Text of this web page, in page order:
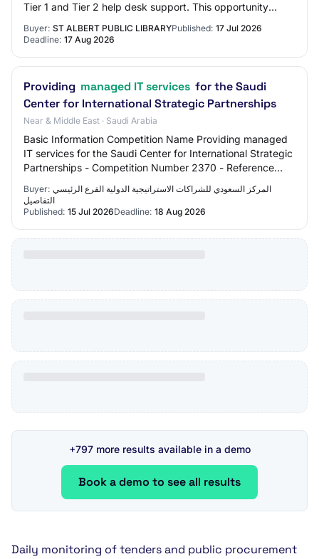
Tier 1 and Tier 2 help desk support. This opportunity
Buyer: ST ALBERT PUBLIC LIBRARYPublished: 17 Jul 2026
Deadline: 17 Aug 2026
Providing managed IT services for the Saudi
Center for International Strategic Partnerships
Near & Middle East · Saudi Arabia
Basic Information Competition Name Providing managed
IT services for the Saudi Center for International Strategic
Partnerships - Competition Number 2370 - Reference
Buyer: المركز السعودي للشراكات الاستراتيجية الدولية الفرع الرئيسي
التفاصيل
Published: 15 Jul 2026Deadline: 18 Aug 2026
+797 more results available in a demo
Book a demo to see all results
Daily monitoring of tenders and public procurement